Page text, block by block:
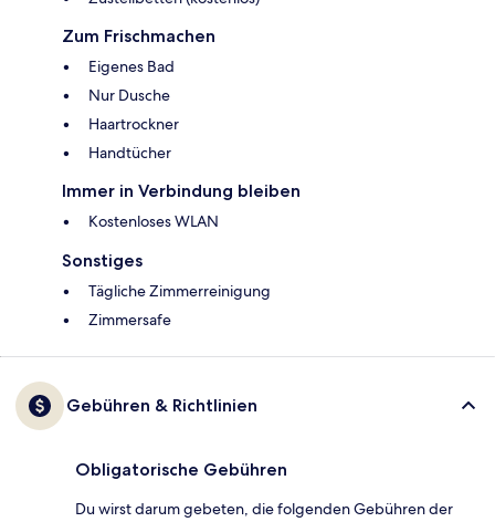
Zum Frischmachen
Eigenes Bad
Nur Dusche
Haartrockner
Handtücher
Immer in Verbindung bleiben
Kostenloses WLAN
Sonstiges
Tägliche Zimmerreinigung
Zimmersafe
Gebühren & Richtlinien
Obligatorische Gebühren
Du wirst darum gebeten, die folgenden Gebühren der